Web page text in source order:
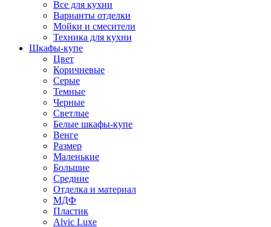
Все для кухни
Варианты отделки
Мойки и смесители
Техника для кухни
Шкафы-купе
Цвет
Коричневые
Серые
Темные
Черные
Светлые
Белые шкафы-купе
Венге
Размер
Маленькие
Большие
Средние
Отделка и материал
МДФ
Пластик
Alvic Luxe